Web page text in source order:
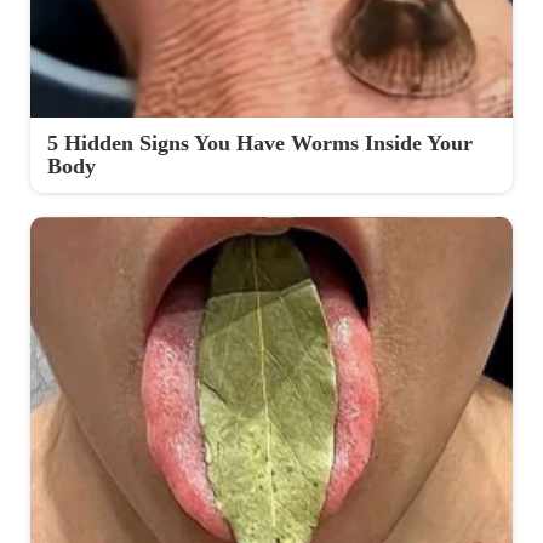
5 Hidden Signs You Have Worms Inside Your
Body